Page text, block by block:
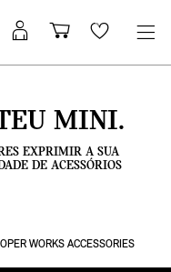
Iniciar
sessão
Carrinho
de
Wishlist
MINI.
EXPRIMIR A SUA
DE ACESSÓRIOS
WORKS ACCESSORIES